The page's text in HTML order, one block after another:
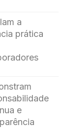
a
prática
e